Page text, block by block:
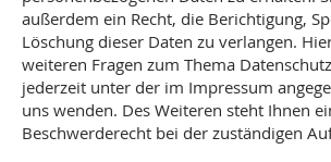
außerdem ein Recht, die Berichtigung,
Löschung dieser Daten zu verlangen.
weiteren Fragen zum Thema
jederzeit unter der im Impressum
uns wenden. Des Weiteren steht Ihnen
Beschwerderecht bei der zuständigen